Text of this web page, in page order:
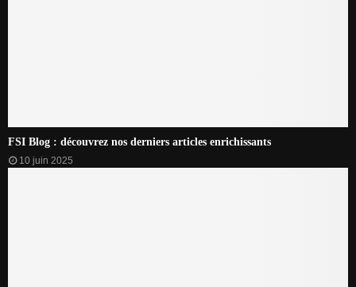
FSI Blog : découvrez nos derniers articles enrichissants
10 juin 2025